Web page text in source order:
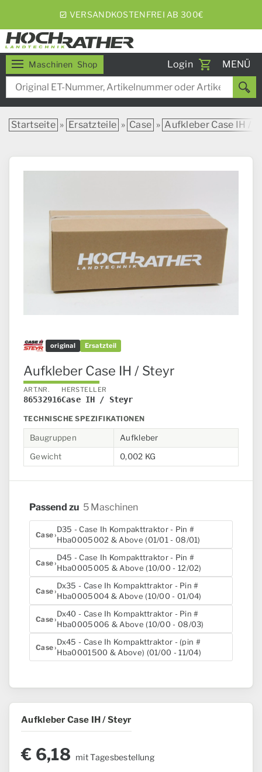
5% RABATT BEI WOCHENEXPRESS
Maschinen Shop Login
Toggle
MENÜ
Startseite » Ersatzteile » Case » Aufkleber Case IH /
original Ersatzteil
Aufkleber Case IH / Steyr
ART.NR.
86532916
HERSTELLER
Case IH / Steyr
TECHNISCHE SPEZIFIKATIONEN
Baugruppen
Aufkleber
Gewicht
0,002 KG
Passend zu 5 Maschinen
Case
D35 - Case Ih Kompakttraktor - Pin #
Hba0005002 & Above (01/01 - 08/01)
Case
D45 - Case Ih Kompakttraktor - Pin #
Hba0005005 & Above (10/00 - 12/02)
Case
Dx35 - Case Ih Kompakttraktor - Pin #
Hba0005004 & Above (10/00 - 01/04)
Case
Dx40 - Case Ih Kompakttraktor - Pin #
Hba0005006 & Above (10/00 - 08/03)
Case
Dx45 - Case Ih Kompakttraktor - (pin #
Hba0001500 & Above) (01/00 - 11/04)
Aufkleber Case IH / Steyr
€ 6,18 mit Tagesbestellung